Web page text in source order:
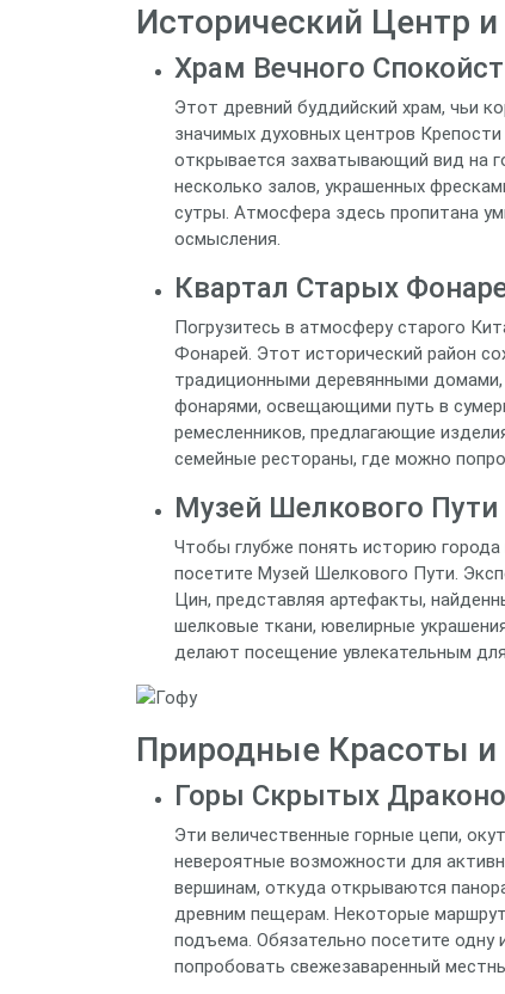
Исторический Центр
Храм Вечного
Этот древний буддийский храм, чьи
значимых духовных центров
открывается захватывающий вид на
несколько залов, украшенных
сутры. Атмосфера здесь пропитана
осмысления.
Квартал Старых
Погрузитесь в атмосферу старого
Фонарей. Этот исторический район
традиционными деревянными
фонарями, освещающими путь в
ремесленников, предлагающие
семейные рестораны, где можно
Музей Шелкового Пути
Чтобы глубже понять историю города
посетите Музей Шелкового Пути.
Цин, представляя артефакты,
шелковые ткани, ювелирные
делают посещение увлекательным
Природные Красоты
Горы Скрытых
Эти величественные горные цепи,
невероятные возможности для
вершинам, откуда открываются
древним пещерам. Некоторые
подъема. Обязательно посетите одну
попробовать свежезаваренный